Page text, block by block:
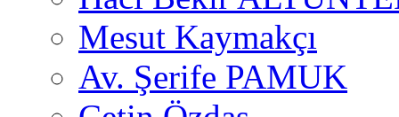
Mesut Kaymakçı
Av. Şerife PAMUK